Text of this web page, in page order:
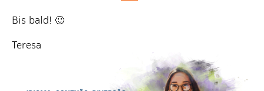
Bis bald! 🙂
Teresa